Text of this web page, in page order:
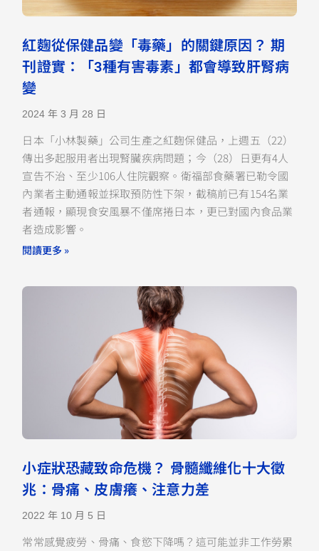
紅麴從保健品變「毒藥」的關鍵原因？ 期
刊證實：「3種有害毒素」都會導致肝腎病
變
2024 年 3 月 28 日
日本「小林製藥」公司生產之紅麴保健品，上週五（22）
傳出多起服用者出現腎臟疾病問題；今（28）日更有4人
宣告不治、至少106人住院觀察。衛福部食藥署已勒令國
內業者主動通報並採取預防性下架，截稿前已有154名業
者通報，顯現食安風暴不僅席捲日本，更已對國內食品業
者造成影響。
閱讀更多 »
小症狀恐藏致命危機？ 骨髓纖維化十大徵
兆：骨痛、皮膚癢、注意力差
2022 年 10 月 5 日
常常感覺疲勞、骨痛、食慾下降嗎？這可能並非工作勞累